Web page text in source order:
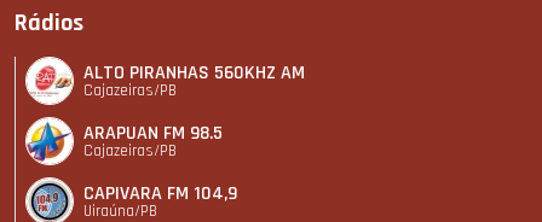
Rádios
ALTO PIRANHAS 560KHZ AM
Cajazeiras/PB
ARAPUAN FM 98.5
Cajazeiras/PB
CAPIVARA FM 104,9
Uiraúna/PB